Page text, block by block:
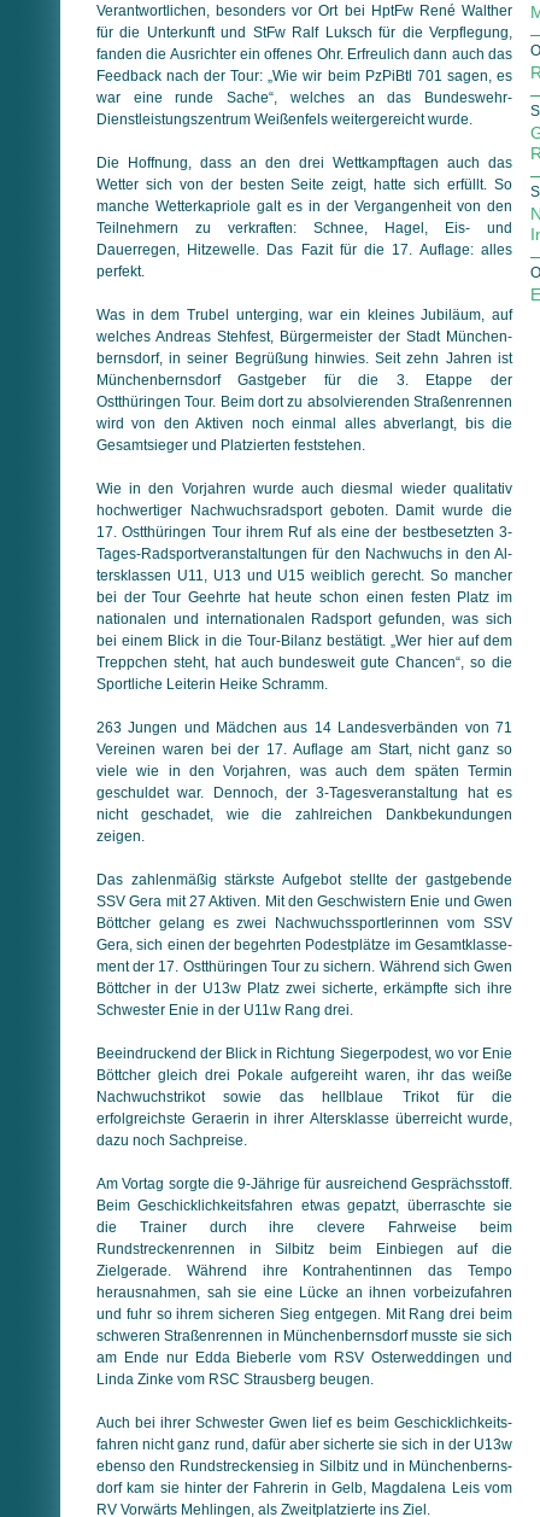
Verantwortlichen, besonders vor Ort bei HptFw René Walther
für die Unterkunft und StFw Ralf Luksch für die Verpflegung,
fanden die Ausrichter ein offenes Ohr. Erfreulich dann auch das
Feedback nach der Tour: „Wie wir beim PzPiBtl 701 sagen, es
war eine runde Sache“, welches an das Bundeswehr-
Dienstleistungszentrum Weißenfels weitergereicht wurde.
Die Hoffnung, dass an den drei Wettkampftagen auch das
Wetter sich von der besten Seite zeigt, hatte sich erfüllt. So
manche Wetterkapriole galt es in der Vergangenheit von den
Teilnehmern zu verkraften: Schnee, Hagel, Eis- und
Dauerregen, Hitzewelle. Das Fazit für die 17. Auflage: alles
perfekt.
Was in dem Trubel unterging, war ein kleines Jubiläum, auf
wel­ches Andreas Stehfest, Bürgermeister der Stadt Mün­chen­
berns­dorf, in seiner Begrüßung hinwies. Seit zehn Jahren ist
Mün­chen­berns­dorf Gastgeber für die 3. Etappe der
Ostthüringen Tour. Beim dort zu absolvierenden Straßenrennen
wird von den Aktiven noch einmal alles abverlangt, bis die
Gesamtsieger und Platzierten feststehen.
Wie in den Vorjahren wurde auch diesmal wieder qualitativ
hoch­wer­ti­ger Nachwuchsradsport geboten. Damit wurde die
17. Ost­thüringen Tour ihrem Ruf als eine der bestbesetzten 3-
Tages-Rad­sport­ver­an­stal­tun­gen für den Nachwuchs in den Al­
ters­klas­sen U11, U13 und U15 weiblich gerecht. So mancher
bei der Tour Geehrte hat heute schon einen festen Platz im
nationalen und internationalen Radsport gefunden, was sich
bei einem Blick in die Tour-Bilanz bestätigt. „Wer hier auf dem
Treppchen steht, hat auch bundesweit gute Chancen“, so die
Sportliche Leiterin Heike Schramm.
263 Jungen und Mädchen aus 14 Landesverbänden von 71
Vereinen waren bei der 17. Auflage am Start, nicht ganz so
viele wie in den Vorjahren, was auch dem späten Termin
geschuldet war. Dennoch, der 3-Tagesveranstaltung hat es
nicht geschadet, wie die zahlreichen Dankbekundungen
zeigen.
Das zahlenmäßig stärkste Aufgebot stellte der gastgebende
SSV Gera mit 27 Aktiven. Mit den Geschwistern Enie und Gwen
Böttcher gelang es zwei Nachwuchssportlerinnen vom SSV
Gera, sich einen der begehrten Podestplätze im Gesamt­klas­se­
ment der 17. Ostthüringen Tour zu sichern. Während sich Gwen
Böttcher in der U13w Platz zwei sicherte, erkämpfte sich ihre
Schwester Enie in der U11w Rang drei.
Beeindruckend der Blick in Richtung Siegerpodest, wo vor Enie
Böttcher gleich drei Pokale aufgereiht waren, ihr das weiße
Nach­wuchs­trikot sowie das hellblaue Trikot für die
erfolgreichste Geraerin in ihrer Altersklasse überreicht wurde,
dazu noch Sach­preise.
Am Vortag sorgte die 9-Jährige für ausreichend Gesprächsstoff.
Beim Geschicklichkeitsfahren etwas gepatzt, überraschte sie
die Trainer durch ihre clevere Fahrweise beim
Rundstreckenrennen in Silbitz beim Einbiegen auf die
Zielgerade. Während ihre Kon­tra­hen­tin­nen das Tempo
herausnahmen, sah sie eine Lücke an ihnen vorbeizufahren
und fuhr so ihrem sicheren Sieg entgegen. Mit Rang drei beim
schweren Straßenrennen in Mün­chen­berns­dorf musste sie sich
am Ende nur Edda Bieberle vom RSV Osterweddingen und
Linda Zinke vom RSC Strausberg beugen.
Auch bei ihrer Schwester Gwen lief es beim Ge­schick­lich­keits­
fah­ren nicht ganz rund, dafür aber sicherte sie sich in der U13w
ebenso den Rundstreckensieg in Silbitz und in Mün­chen­berns­
dorf kam sie hinter der Fahrerin in Gelb, Magdalena Leis vom
RV Vorwärts Mehlingen, als Zweitplatzierte ins Ziel.